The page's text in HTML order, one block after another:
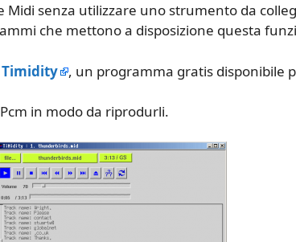
Midi senza utilizzare uno strumento da
che mettono a disposizione questa
Timidity
, un programma gratis disponibile
in modo da riprodurli.